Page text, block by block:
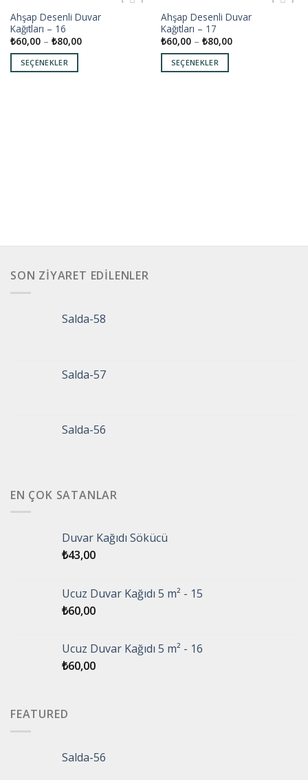
Ahşap Desenli Duvar
Kağıtları – 16
₺60,00– ₺80,00
SEÇENEKLER
Ahşap Desenli Duvar
Kağıtları – 17
₺60,00– ₺80,00
SEÇENEKLER
SON ZIYARET EDILENLER
Salda-58
Salda-57
Salda-56
EN ÇOK SATANLAR
Duvar Kağıdı Sökücü
₺43,00
Ucuz Duvar Kağıdı 5 m² - 15
₺60,00
Ucuz Duvar Kağıdı 5 m² - 16
₺60,00
FEATURED
Salda-56